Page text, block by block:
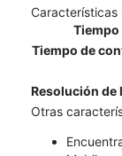
Características
Tiempo
Tiempo de
Resolución de
Otras